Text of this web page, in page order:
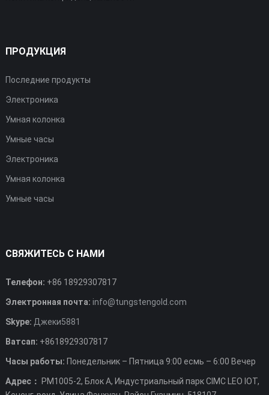
ПРОДУКЦИЯ
Последние продукты
Электроника
Умная колонка
Умные часы
Электроника
Умная колонка
Умные часы
СВЯЖИТЕСЬ С НАМИ
Телефон: +86 18929307817
Электронная почта: info@tungstengold.com
Skype: Джеки5881
Ватсап: +8618929307817
Часы работы: Понедельник – Пятница 9:00 есмь – 6:00 Вечер
Адрес：
РМ1005-2, Блок А, Индустриальный парк CIMC LEO IOT,